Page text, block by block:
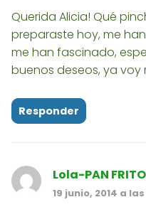
Querida Alicia! Qué
preparaste hoy, me
me han fascinado,
buenos deseos, ya voy
Responder
Lola-PAN
19 junio, 2014 a las